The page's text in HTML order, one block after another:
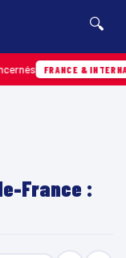
🔍
FRANCE &
France :